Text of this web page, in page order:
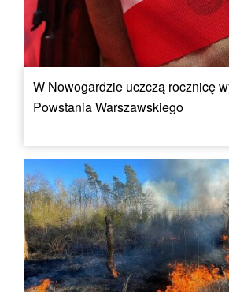
W Nowogardzie uczczą rocznicę
Powstania Warszawskiego